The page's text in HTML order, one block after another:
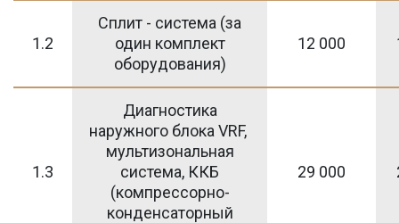
1.2
Сплит - система (за
один комплект
оборудования)
12 000
1.3
Диагностика
наружного блока VRF,
мультизональная
система, ККБ
(компрессорно-
конденсаторный
29 000